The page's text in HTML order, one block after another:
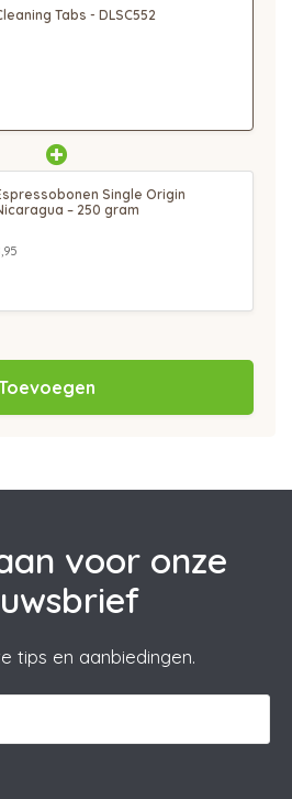
Tabs - DLSC552
Single Origin
– 250 gram
voor onze
tips en aanbiedingen.